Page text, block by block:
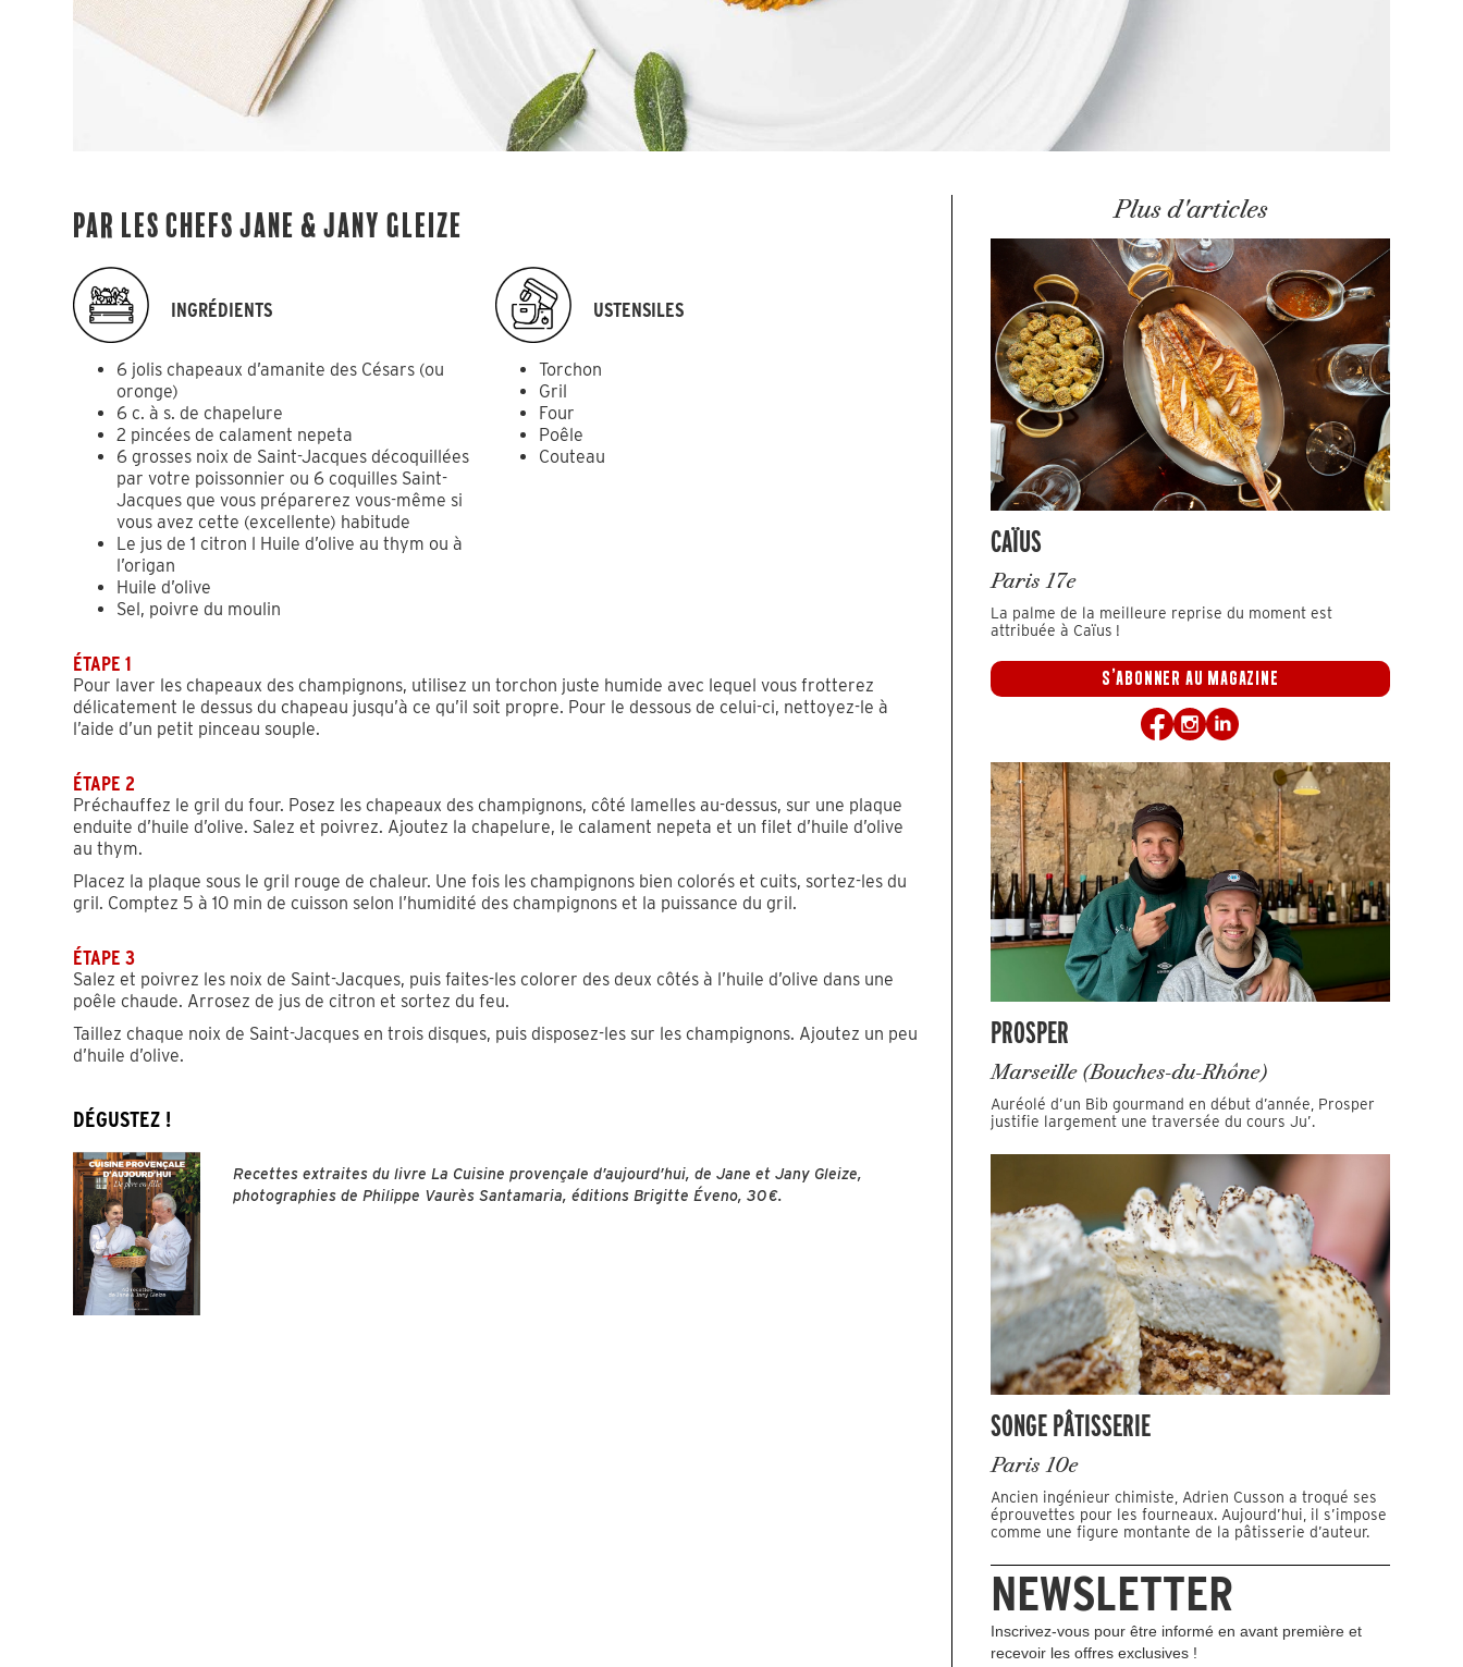
Par les chefs Jane & Jany Gleize
INGRÉDIENTS
6 jolis chapeaux d’amanite des Césars (ou
oronge)
6 c. à s. de chapelure
2 pincées de calament nepeta
6 grosses noix de Saint-Jacques décoquillées
par votre poissonnier ou 6 coquilles Saint-
Jacques que vous préparerez vous-même si
vous avez cette (excellente) habitude
Le jus de 1 citron l Huile d’olive au thym ou à
l’origan
Huile d’olive
Sel, poivre du moulin
USTENSILES
Torchon
Gril
Four
Poêle
Couteau
ÉTAPE 1
Pour laver les chapeaux des champignons, utilisez un torchon juste humide avec lequel vous frotterez
délicatement le dessus du chapeau jusqu’à ce qu’il soit propre. Pour le dessous de celui-ci, nettoyez-le à
l’aide d’un petit pinceau souple.
ÉTAPE 2
Préchauffez le gril du four. Posez les chapeaux des champignons, côté lamelles au-dessus, sur une plaque
enduite d’huile d’olive. Salez et poivrez. Ajoutez la chapelure, le calament nepeta et un filet d’huile d’olive
au thym.
Placez la plaque sous le gril rouge de chaleur. Une fois les champignons bien colorés et cuits, sortez-les du
gril. Comptez 5 à 10 min de cuisson selon l’humidité des champignons et la puissance du gril.
ÉTAPE 3
Salez et poivrez les noix de Saint-Jacques, puis faites-les colorer des deux côtés à l’huile d’olive dans une
poêle chaude. Arrosez de jus de citron et sortez du feu.
Taillez chaque noix de Saint-Jacques en trois disques, puis disposez-les sur les champignons. Ajoutez un peu
d’huile d’olive.
DÉGUSTEZ !
Recettes extraites du livre La Cuisine provençale d’aujourd’hui, de Jane et Jany Gleize,
photographies de Philippe Vaurès Santamaria, éditions Brigitte Éveno, 30 €.
Plus d'articles
CAÏUS
Paris 17e
La palme de la meilleure reprise du moment est
attribuée à Caïus !
S'ABONNER AU MAGAZINE
PROSPER
Marseille (Bouches-du-Rhône)
Auréolé d’un Bib gourmand en début d’année, Prosper
justifie largement une traversée du cours Ju’.
SONGE PÂTISSERIE
Paris 10e
Ancien ingénieur chimiste, Adrien Cusson a troqué ses
éprouvettes pour les fourneaux. Aujourd’hui, il s’impose
comme une figure montante de la pâtisserie d’auteur.
NEWSLETTER
Inscrivez-vous pour être informé en avant première et
recevoir les offres exclusives !